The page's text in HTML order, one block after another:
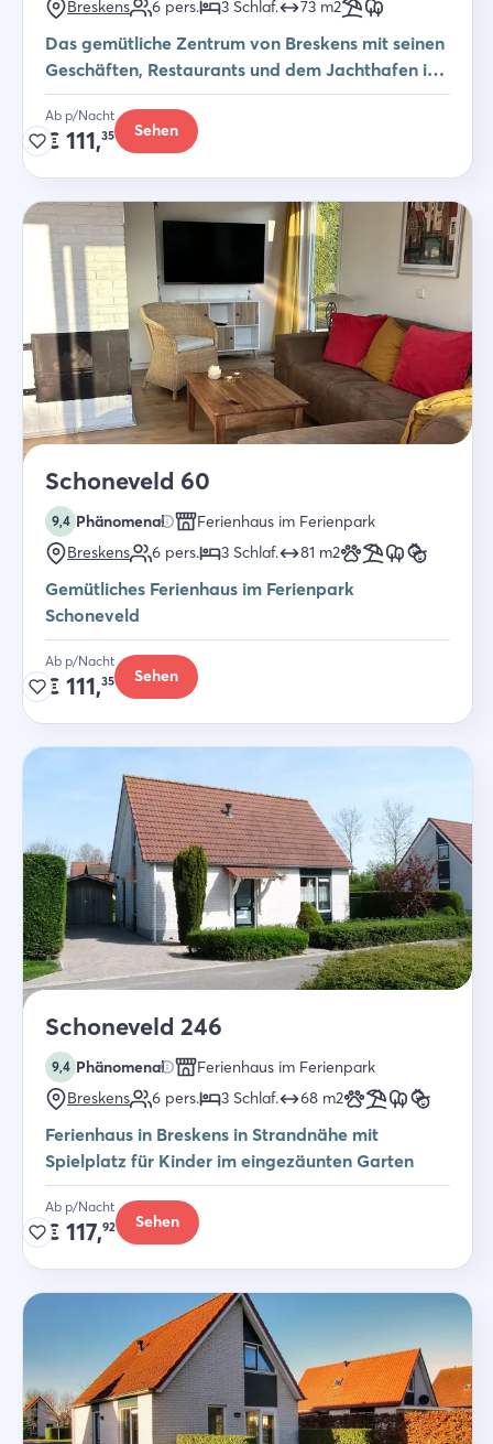
Breskens 6 pers. 3 Schlaf. 73 m2
Das gemütliche Zentrum von Breskens mit seinen
Geschäften, Restaurants und dem Jachthafen ist
mit dem Fahrrad zu erreichen.
Ab p/Nacht
€ 111,35 Sehen
Schoneveld 60
9,4 Phänomenal
Ferienhaus im Ferienpark
Breskens
6 pers. 3 Schlaf. 81 m2
Gemütliches Ferienhaus im Ferienpark
Schoneveld
Ab p/Nacht
€ 111,35 Sehen
Schoneveld 246
9,4 Phänomenal
Ferienhaus im Ferienpark
Breskens
6 pers. 3 Schlaf. 68 m2
Ferienhaus in Breskens in Strandnähe mit
Spielplatz für Kinder im eingezäunten Garten
Ab p/Nacht
€ 117,92 Sehen